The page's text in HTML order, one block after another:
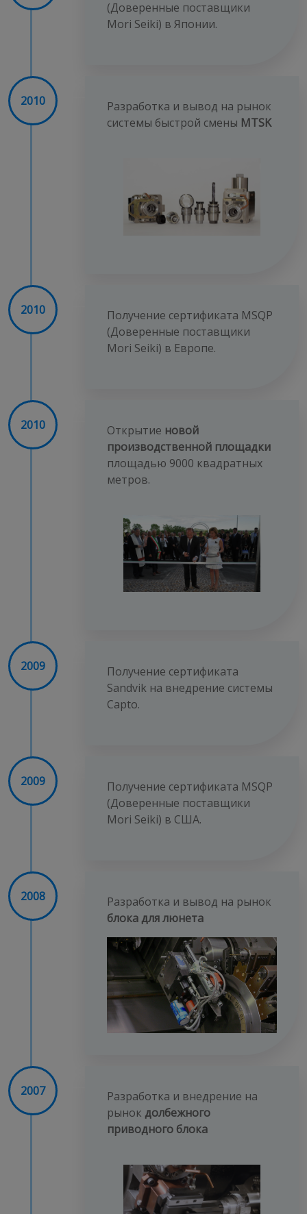
(Доверенные поставщики
Mori Seiki) в Японии.
Разработка и вывод на рынок
системы быстрой смены MTSK
2010
Получение сертификата MSQP
(Доверенные поставщики
Mori Seiki) в Европе.
2010
Открытие новой
производственной площадки
площадью 9000 квадратных
метров.
2010
Получение сертификата
Sandvik на внедрение системы
Capto.
2009
Получение сертификата MSQP
(Доверенные поставщики
Mori Seiki) в США.
2009
Разработка и вывод на рынок
блока для люнета
2008
Разработка и внедрение на
рынок долбежного
приводного блока
2007